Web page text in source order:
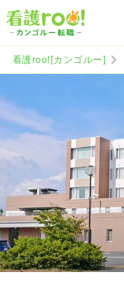
看護roo![カンゴルー]